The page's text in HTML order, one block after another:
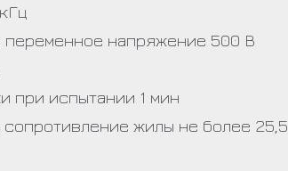
переменное напряжение 500 В
при испытании 1 мин
жилы не более 25,5…